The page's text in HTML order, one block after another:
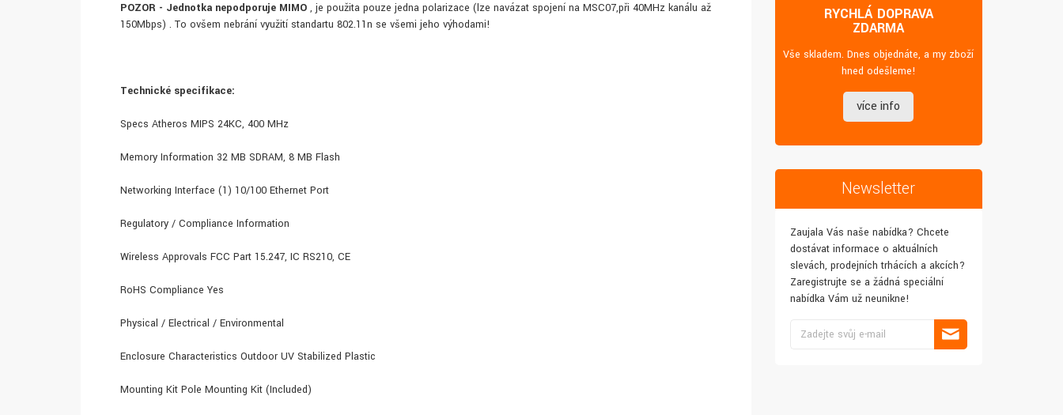
POZOR - Jednotka nepodporuje MIMO , je použita pouze jedna polarizace (lze navázat spojení na MSC07,při 40MHz kanálu až
150Mbps) . To ovšem nebrání využití standartu 802.11n se všemi jeho výhodami!
Technické specifikace:
Specs Atheros MIPS 24KC, 400 MHz
Memory Information 32 MB SDRAM, 8 MB Flash
Networking Interface (1) 10/100 Ethernet Port
Regulatory / Compliance Information
Wireless Approvals FCC Part 15.247, IC RS210, CE
RoHS Compliance Yes
Physical / Electrical / Environmental
Enclosure Characteristics Outdoor UV Stabilized Plastic
Mounting Kit Pole Mounting Kit (Included)
RYCHLÁ DOPRAVA
ZDARMA
Vše skladem. Dnes objednáte, a my zboží
hned odešleme!
více info
Newsletter
Zaujala Vás naše nabídka? Chcete
dostávat informace o aktuálních
slevách, prodejních trhácích a akcích?
Zaregistrujte se a žádná speciální
nabídka Vám už neunikne!